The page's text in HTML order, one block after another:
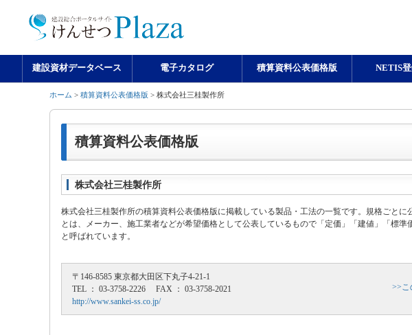
建設資材データベース 電子カタログ 積算資料公表価格版 NETIS
ホーム > 積算資料公表価格版 > 株式会社三桂製作所
積算資料公表価格版
株式会社三桂製作所
株式会社三桂製作所の積算資料公表価格版に掲載している製品・工法の一覧です。規格ごと
とは、メーカー、施工業者などが希望価格として公表しているもので「定価」「建値」「標
と呼ばれています。
〒146-8585 東京都大田区下丸子4-21-1
TEL ： 03-3758-2226 FAX ： 03-3758-2021
http://www.sankei-ss.co.jp/
>>こ